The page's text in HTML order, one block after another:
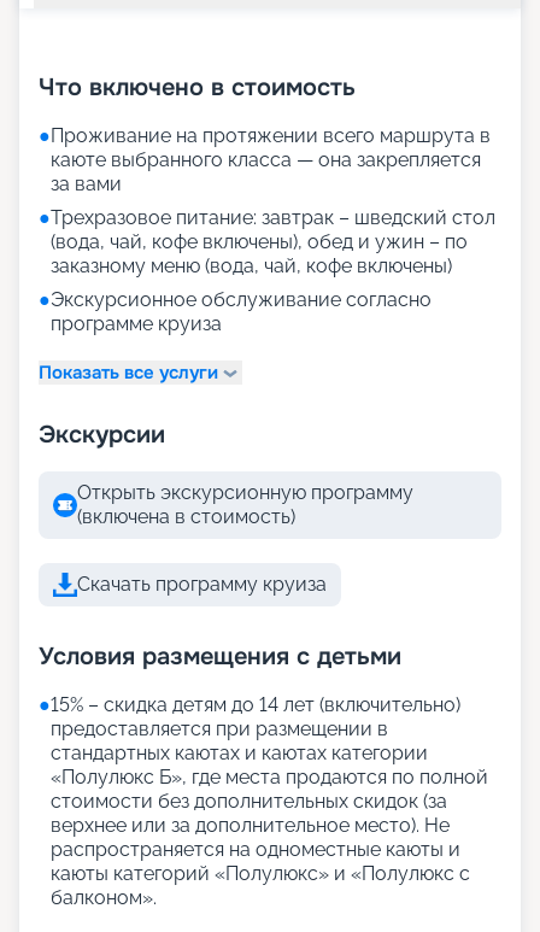
Что включено в стоимость
●Проживание на протяжении всего маршрута в
каюте выбранного класса — она закрепляется
за вами
●Трехразовое питание: завтрак – шведский стол
(вода, чай, кофе включены), обед и ужин – по
заказному меню (вода, чай, кофе включены)
●Экскурсионное обслуживание согласно
программе круиза
Показать все услуги
Экскурсии
Открыть экскурсионную программу
(включена в стоимость)
Скачать программу круиза
Условия размещения с детьми
●15% – скидка детям до 14 лет (включительно)
предоставляется при размещении в
стандартных каютах и каютах категории
«Полулюкс Б», где места продаются по полной
стоимости без дополнительных скидок (за
верхнее или за дополнительное место). Не
распространяется на одноместные каюты и
каюты категорий «Полулюкс» и «Полулюкс с
балконом».